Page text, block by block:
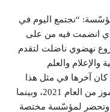
“نجتمع اليوم في
انضمت فيه من على
نهضوي ناضلت لتقدم
والإعلام والعلم
آخرها في مثل هذا
اليوم، ذكرى رحيلها في الثاني عشر من تموز من العام 2021، وبينما
وتحضر لمؤسّسة مختصة